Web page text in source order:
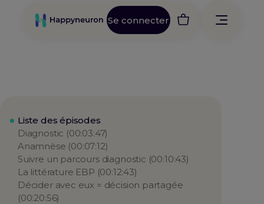
Se connecter
Liste des épisodes
Diagnostic (00:03:47)
Anamnèse (00:07:12)
Suivre un parcours diagnostic (00:10:43)
La littérature EBP (00:12:43)
Décider avec eux = décision partagée
(00:20:56)